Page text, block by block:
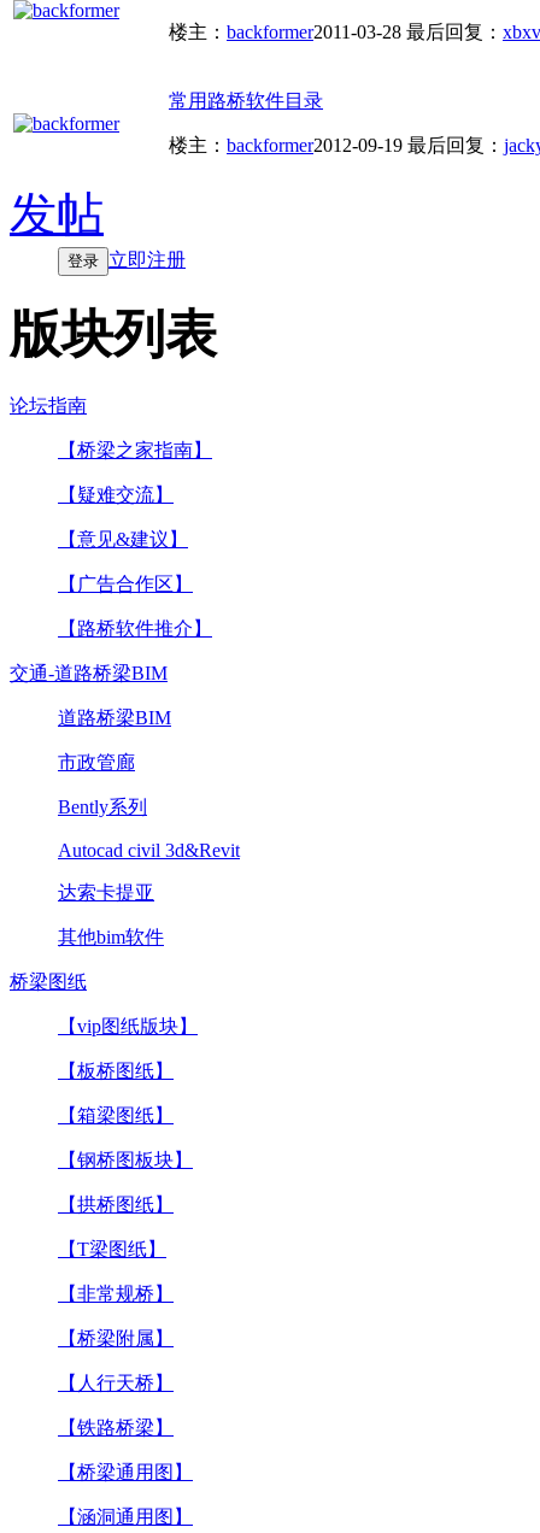
楼主： backformer2011-03-28 最后回复：
常用路桥软件目录
楼主： backformer2012-09-19 最后回复：
发帖
登录 立即注册
版块列表
论坛指南
【桥梁之家指南】
【疑难交流】
【意见&建议】
【广告合作区】
【路桥软件推介】
交通-道路桥梁BIM
道路桥梁BIM
市政管廊
Bently系列
Autocad civil 3d&Revit
达索卡提亚
其他bim软件
桥梁图纸
【vip图纸版块】
【板桥图纸】
【箱梁图纸】
【钢桥图板块】
【拱桥图纸】
【T梁图纸】
【非常规桥】
【桥梁附属】
【人行天桥】
【铁路桥梁】
【桥梁通用图】
【涵洞通用图】